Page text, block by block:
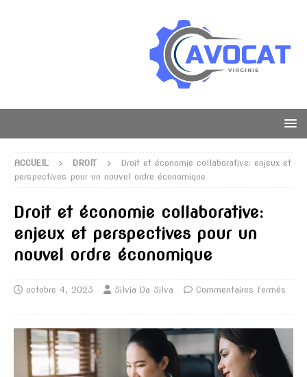
ACCUEIL DROIT
Droit et économie collaborative: enjeux et
perspectives pour un nouvel ordre économique
Droit et économie collaborative:
enjeux et perspectives pour un
nouvel ordre économique
octobre 4, 2023 Silvia Da Silva Commentaires fermés